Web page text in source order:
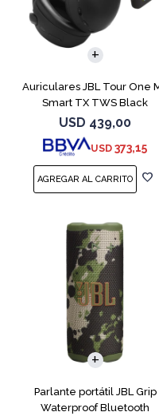
Auriculares JBL Tour One
Smart TX TWS Black
USD 439,00
USD 373,15
Parlante portátil JBL Grip
Waterproof Bluetooth